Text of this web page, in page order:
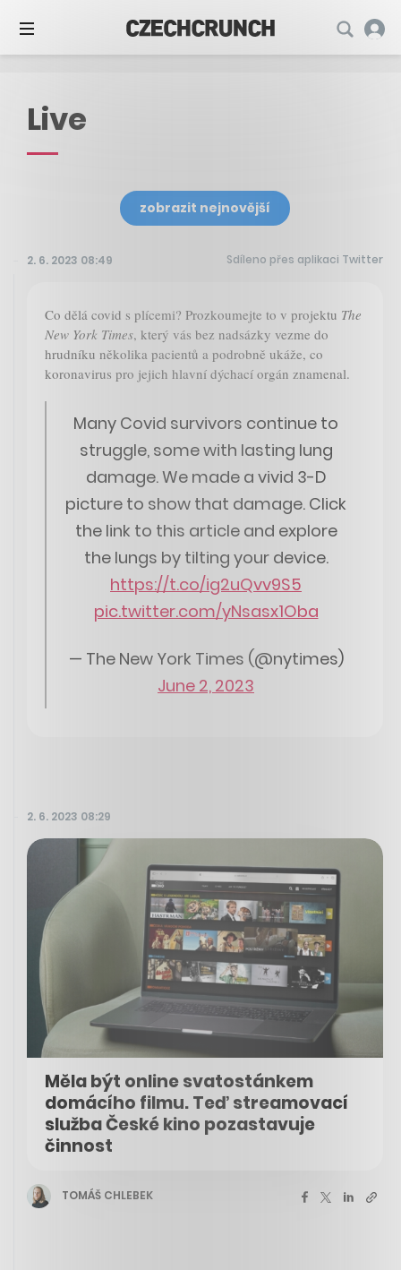
Live
zobrazit nejnovější
2. 6. 2023 08:49 Sdíleno přes aplikaci Twitter
Co dělá covid s plícemi? Prozkoumejte to v projektu The
New York Times, který vás bez nadsázky vezme do
hrudníku několika pacientů a podrobně ukáže, co
koronavirus pro jejich hlavní dýchací orgán znamenal.
Many Covid survivors continue to
struggle, some with lasting lung
damage. We made a vivid 3-D
picture to show that damage. Click
the link to this article and explore
the lungs by tilting your device.
https://t.co/ig2uQvv9S5
pic.twitter.com/yNsasx1Oba
— The New York Times (@nytimes)
June 2, 2023
2. 6. 2023 08:29
Měla být online svatostánkem
domácího filmu. Teď streamovací
služba České kino pozastavuje
činnost
TOMÁŠ CHLEBEK